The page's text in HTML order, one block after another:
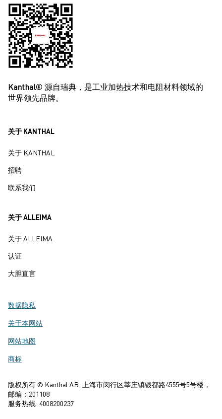
Kanthal® 源自瑞典，是工业加热技术和电阻材料领域的
世界领先品牌。
关于 KANTHAL
关于 KANTHAL
招聘
联系我们
关于 ALLEIMA
关于 ALLEIMA
认证
大胆直言
数据隐私
关于本网站
网站地图
商标
版权所有 © Kanthal AB; 上海市闵行区莘庄镇银都路4555号5号楼，
邮编：201108
服务热线: 4008200237